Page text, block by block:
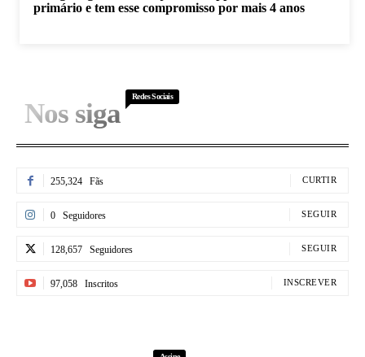
primário e tem esse compromisso por mais 4 anos
Nos siga
Redes Sociais
255,324 Fãs CURTIR
0 Seguidores SEGUIR
128,657 Seguidores SEGUIR
97,058 Inscritos INSCREVER